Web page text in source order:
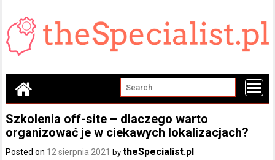
content
Szkolenia off-site – dlaczego warto
organizować je w ciekawych lokalizacjach?
Posted on 12 sierpnia 2021 bytheSpecialist.pl